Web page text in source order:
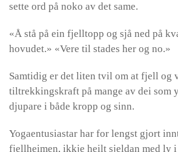
sette ord på noko av det same.
«Å stå på ein fjelltopp og sjå ned på
hovudet.» «Vere til stades her og no.»
Samtidig er det liten tvil om at fjell og
tiltrekkingskraft på mange av dei som
djupare i både kropp og sinn.
Yogaentusiastar har for lengst gjort
fjellheimen, ikkje heilt sjeldan med ly i